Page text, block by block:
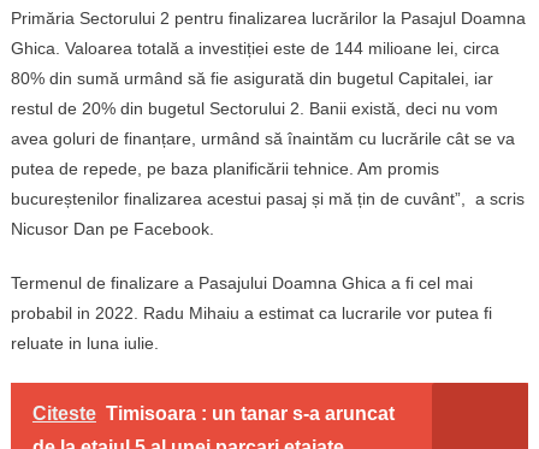
Primăria Sectorului 2 pentru finalizarea lucrărilor la Pasajul Doamna
Ghica. Valoarea totală a investiției este de 144 milioane lei, circa
80% din sumă urmând să fie asigurată din bugetul Capitalei, iar
restul de 20% din bugetul Sectorului 2. Banii există, deci nu vom
avea goluri de finanțare, urmând să înaintăm cu lucrările cât se va
putea de repede, pe baza planificării tehnice. Am promis
bucureștenilor finalizarea acestui pasaj și mă țin de cuvânt”, a scris
Nicusor Dan pe Facebook.
Termenul de finalizare a Pasajului Doamna Ghica a fi cel mai
probabil in 2022. Radu Mihaiu a estimat ca lucrarile vor putea fi
reluate in luna iulie.
Citeste Timisoara : un tanar s-a aruncat